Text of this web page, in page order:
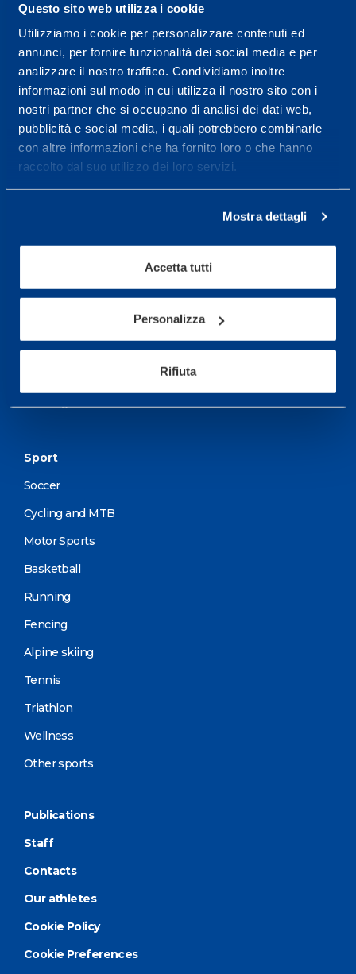
Questo sito web utilizza i cookie
Utilizziamo i cookie per personalizzare contenuti ed
annunci, per fornire funzionalità dei social media e per
analizzare il nostro traffico. Condividiamo inoltre
informazioni sul modo in cui utilizza il nostro sito con i
nostri partner che si occupano di analisi dei dati web,
pubblicità e social media, i quali potrebbero combinarle
con altre informazioni che ha fornito loro o che hanno
raccolto dal suo utilizzo dei loro servizi.
Mostra dettagli
Accetta tutti
Personalizza
Rifiuta
0331 575757, Monday to Friday 9.30-12.30 and
14.30-17.30.
RECEPTION OPENING HOURS
From Monday to Friday
08.30 - 18.30
Service center for high
performance and well-
More informations
Sport
Soccer
Cycling and MTB
Motor Sports
Basketball
Running
Fencing
Alpine skiing
Tennis
Triathlon
Wellness
Other sports
Publications
Staff
Contacts
Our athletes
Cookie Policy
Cookie Preferences